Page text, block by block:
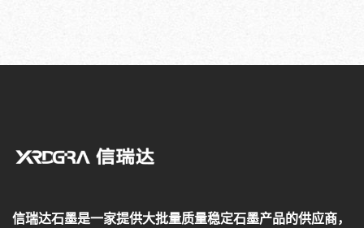
信瑞达石墨是一家提供大批量质量稳定石墨产品的供应商，